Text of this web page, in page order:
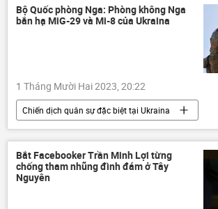
Vạn Thịnh Phát
Bộ Quốc phòng Nga: Phòng không Nga
bắn hạ MiG-29 và Mi-8 của Ukraina
1 Tháng Mười Hai 2023, 20:22
Chiến dịch quân sự đặc biệt tại Ukraina
Cuộc khủng hoảng ở Ukraina
Ukraina
Quân sự
LNR
Sáp nhập DNR, LNR, Zaporozhye và Kherson vào Nga
Bắt Facebooker Trần Minh Lợi từng
chống tham nhũng đình đám ở Tây
Nguyên